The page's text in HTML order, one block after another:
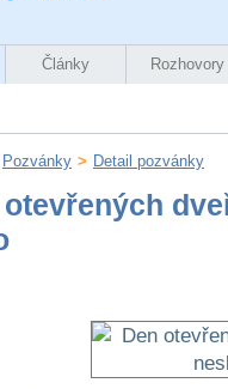
Články Rozhovory
Pozvánky > Detail pozvánky
otevřených